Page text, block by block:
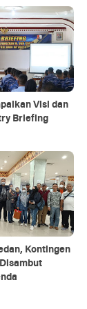
Visi dan
Briefing
Kontingen